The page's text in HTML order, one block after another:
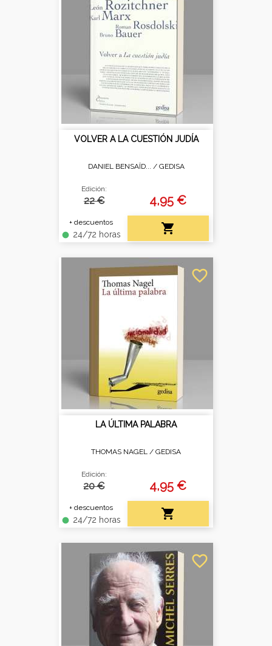
VOLVER A LA CUESTIÓN JUDÍA
DANIEL BENSAÏD... / GEDISA
Edición:
22 €
+ descuentos
fiber_manual_record 24/72 horas
4,95 €

LA ÚLTIMA PALABRA
THOMAS NAGEL / GEDISA
Edición:
20 €
+ descuentos
fiber_manual_record 24/72 horas
4,95 €

favorite_border
favorite_border